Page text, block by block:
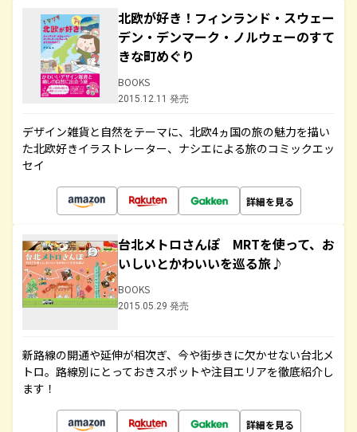
北欧が好き！フィンランド・スウェー
デン・デンマーク・ノルウェーのすて
きな町めぐり
BOOKS
2015.12.11 発売
デザイン雑貨と自然をテーマに、北欧4ヵ国の旅の魅力を描い
た北欧好きイラストレーター、ナシエによる旅のコミックエッ
セイ
詳細を見る
台北メトロさんぽ MRTを使って、お
いしいとかわいいを巡る旅♪
BOOKS
2015.05.29 発売
新路線の開通や延伸が相次ぎ、今や街歩きに欠かせない台北メ
トロ。路線別にとっておきスポットや注目エリアを徹底紹介し
ます！
詳細を見る